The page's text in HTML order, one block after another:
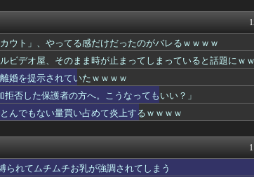
と正面衝突した。その子の親が警察に「子...
修
が見えそうな危ない仕事ｗｗｗｗ
い
りは〝絶対買わない〟理由で炎上ｗｗｗ
道に何度も向き合ってきました。悔しくても...
も
ルの挙動がやばすぎる。
ウ
・・・・
山のご応募をいただき誠に...
ドベンチャー『文字遊戯』PS5版が8/2...
「この子はあなたたちの子として育てて」...
修
インズ娘に見せたら反応良っ！！女心掴みま...
漫
セルフスタンドで後を絶たない「誤給油...
ウト」、やってる感だけだったのがバレるｗｗｗｗ
ビデオ屋、そのまま時が止まってしまっていると話題にｗ
婚を提示されていたｗｗｗｗ
拒否した保護者の方へ。こうなってもいい？」
んでもない量買い占めて炎上するｗｗｗｗ
られてムチムチお乳が強調されてしまう